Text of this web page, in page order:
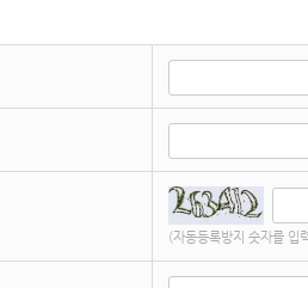
(자동등록방지 숫자를 입